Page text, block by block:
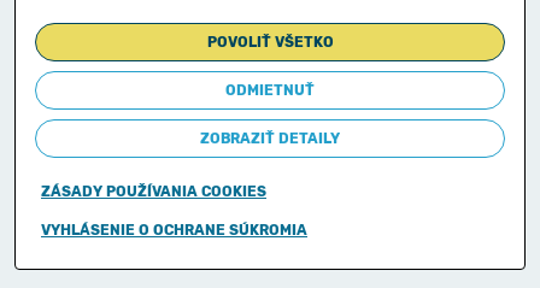
POVOLIŤ VŠETKO
ODMIETNUŤ
ZOBRAZIŤ DETAILY
ZÁSADY POUŽÍVANIA COOKIES
VYHLÁSENIE O OCHRANE SÚKROMIA
Copyright © 2011-2026